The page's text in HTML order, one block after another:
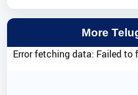
More
Error fetching data: Failed to